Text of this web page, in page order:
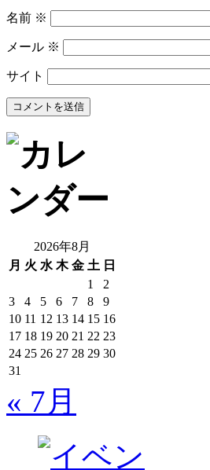
名前 ※
メール ※
サイト
2026年8月
月 火 水 木 金 土 日
1
2
3
4 5 6 7 8
9
10 11 12 13 14 15 16
17 18 19 20 21 22 23
24 25 26 27 28 29 30
31
« 7月